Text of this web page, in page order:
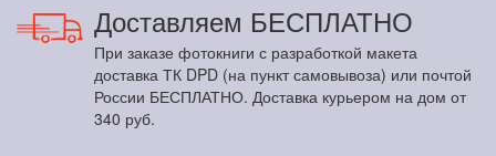
Доставляем БЕСПЛАТНО
При заказе фотокниги с разработкой макета
доставка ТК DPD (на пункт самовывоза) или почтой
России БЕСПЛАТНО. Доставка курьером на дом от
340 руб.